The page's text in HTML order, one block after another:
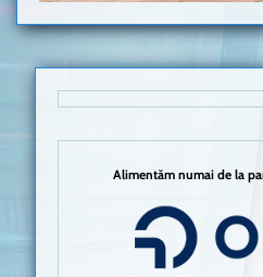
Alimentăm numai de la